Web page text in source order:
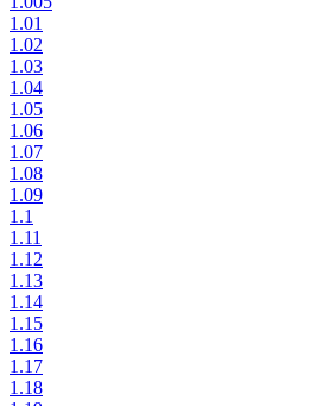
1.01
1.02
1.03
1.04
1.05
1.06
1.07
1.08
1.09
1.1
1.11
1.12
1.13
1.14
1.15
1.16
1.17
1.18